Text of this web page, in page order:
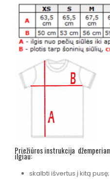
Priežiūros instrukcija
ilgiau:
skalbti išvertus į kitą pusę;